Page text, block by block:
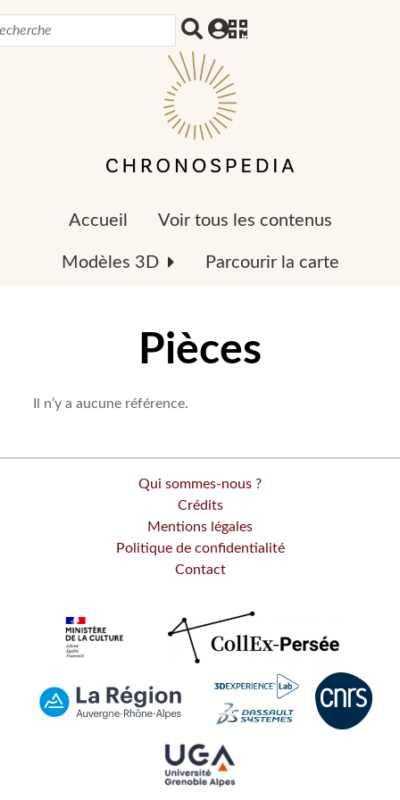
Accueil Voir tous les contenus
Modèles 3D Parcourir la carte
Pièces
Il n’y a aucune référence.
Qui sommes-nous ?
Crédits
Mentions légales
Politique de confidentialité
Contact